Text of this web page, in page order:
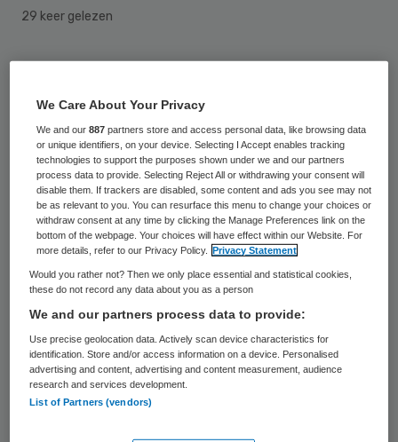
29 keer gelezen
Zorgorganisatie Triade in Flevoland schrapt
190 formatieplaatsen. Het gaat om bijna 110
vaste arbeidsplaatsen en ruim 80 tijdelijke
contracten.
Triade reageert met de ontslagfronde op
de komende bezuinigingen in de zorg. Naar
eigen zeggen moet Triade, dat zorg en
ondersteuning aan kwetsbare mensen
geeft, de komende tien jaar bijna eenn
kwart van de omzet inleveren. De komende
twee jaar daalt de omzet al met 17 procent.
Natuurlijk verloop
We Care About Your Privacy
We and our887 partners store and access personal data, like browsing data
or unique identifiers, on your device. Selecting I Accept enables tracking
technologies to support the purposes shown under we and our partners
process data to provide. Selecting Reject All or withdrawing your consent will
disable them. If trackers are disabled, some content and ads you see may not
be as relevant to you. You can resurface this menu to change your choices or
withdraw consent at any time by clicking the Manage Preferences link on the
bottom of the webpage. Your choices will have effect within our Website. For
more details, refer to our Privacy Policy.
Privacy Statement
Would you rather not? Then we only place essential and statistical cookies,
these do not record any data about you as a person
We and our partners process data to provide:
Use precise geolocation data. Actively scan device characteristics for
identification. Store and/or access information on a device. Personalised
advertising and content, advertising and content measurement, audience
research and services development.
List of Partners (vendors)